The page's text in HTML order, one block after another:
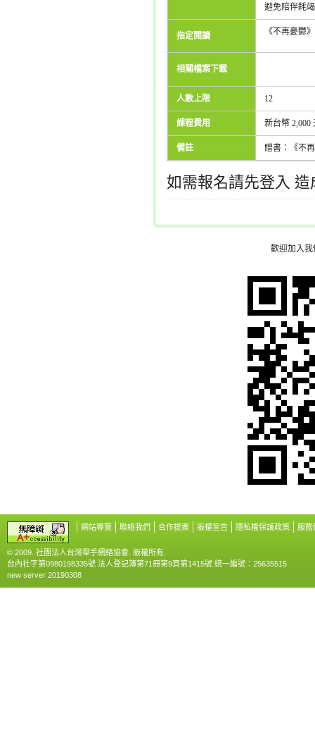
避免陪伴耗
指定閱讀 《不再憂鬱
相關檔案下載
人數上限 12
課程費用 新台幣 2,000
備註 贈書：《不
如需報名請先登入
歡迎加入
網站導覽 聯絡我們 合作提案 版權宣告 隱私權保護政策 服務
© 2009. 社團法人台灣舉手網絡協會. 版權所有.
台內社字第0980198335號 法人登記簿第71冊第9頁第1415號 統一編號：25635515
new server 20190308